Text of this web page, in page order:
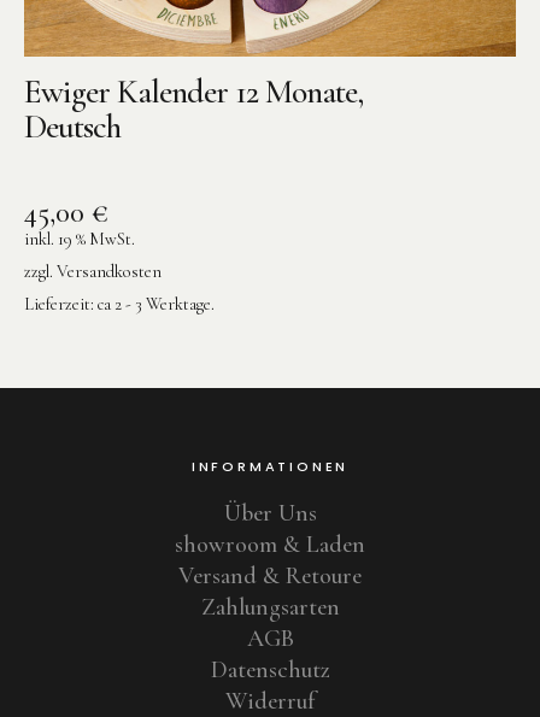
Ewiger Kalender 12 Monate,
Deutsch
45,00 €
inkl. 19 % MwSt.
zzgl. Versandkosten
Lieferzeit: ca 2 - 3 Werktage.
INFORMATIONEN
Über Uns
showroom & Laden
Versand & Retoure
Zahlungsarten
AGB
Datenschutz
Widerruf